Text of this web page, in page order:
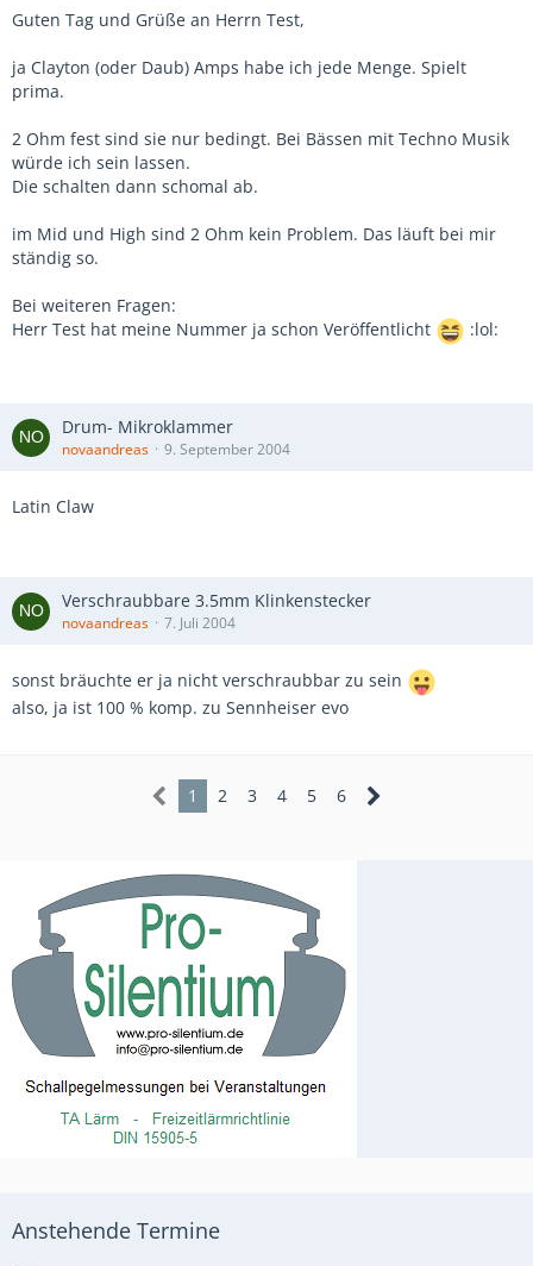
Guten Tag und Grüße an Herrn Test,
ja Clayton (oder Daub) Amps habe ich jede Menge. Spielt
prima.
2 Ohm fest sind sie nur bedingt. Bei Bässen mit Techno Musik
würde ich sein lassen.
Die schalten dann schomal ab.
im Mid und High sind 2 Ohm kein Problem. Das läuft bei mir
ständig so.
Bei weiteren Fragen:
Herr Test hat meine Nummer ja schon Veröffentlicht
:lol:
Drum- Mikroklammer
novaandreas 9. September 2004
Latin Claw
Verschraubbare 3.5mm Klinkenstecker
novaandreas 7. Juli 2004
sonst bräuchte er ja nicht verschraubbar zu sein
also, ja ist 100 % komp. zu Sennheiser evo
1 2 3 4 5 6
Anstehende Termine